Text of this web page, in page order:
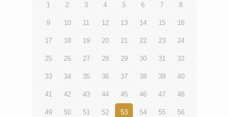
1 2 3 4 5 6 7 8
9 10 11 12 13 14 15 16
17 18 19 20 21 22 23 24
25 26 27 28 29 30 31 32
33 34 35 36 37 38 39 40
41 42 43 44 45 46 47 48
49 50 51 52 53 54 55 56